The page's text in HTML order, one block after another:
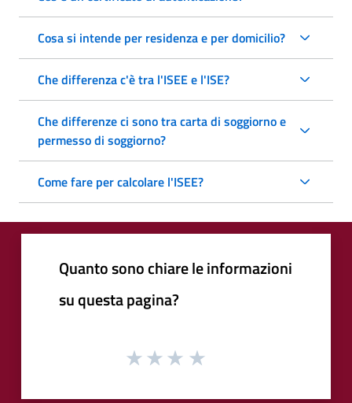
Cosa si intende per residenza e per domicilio?
Che differenza c'è tra l'ISEE e l'ISE?
Che differenze ci sono tra carta di soggiorno e
permesso di soggiorno?
Come fare per calcolare l'ISEE?
Quanto sono chiare le informazioni
su questa pagina?